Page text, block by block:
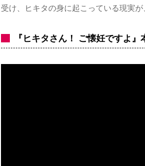
受け、ヒキタの身に起こっている現実
『ヒキタさん！ ご懐妊ですよ』